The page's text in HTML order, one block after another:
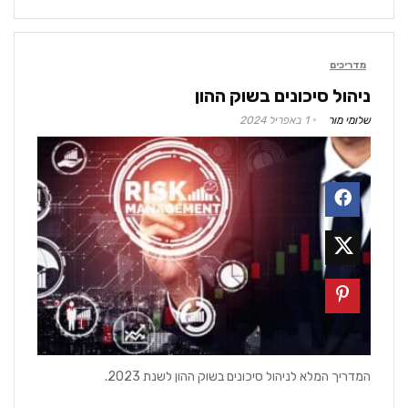
מדריכים
ניהול סיכונים בשוק ההון
שלומי מור 1 באפריל 2024
המדריך המלא לניהול סיכונים בשוק ההון לשנת 2023.